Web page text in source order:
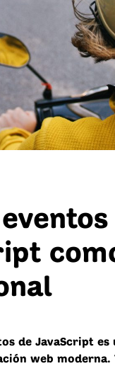
de JavaScript
web moderna.